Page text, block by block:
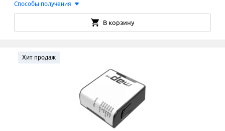
Способы получения
В корзину
Хит продаж